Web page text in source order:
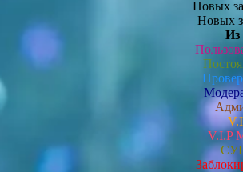
Новых
Новых
Из
V.I.P